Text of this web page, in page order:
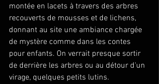
montée en lacets à travers des arbres
recouverts de mousses et de lichens,
donnant au site une ambiance chargée
de mystère comme dans les contes
pour enfants. On verrait presque sortir
de derrière les arbres ou au détour d'un
virage, quelques petits lutins.